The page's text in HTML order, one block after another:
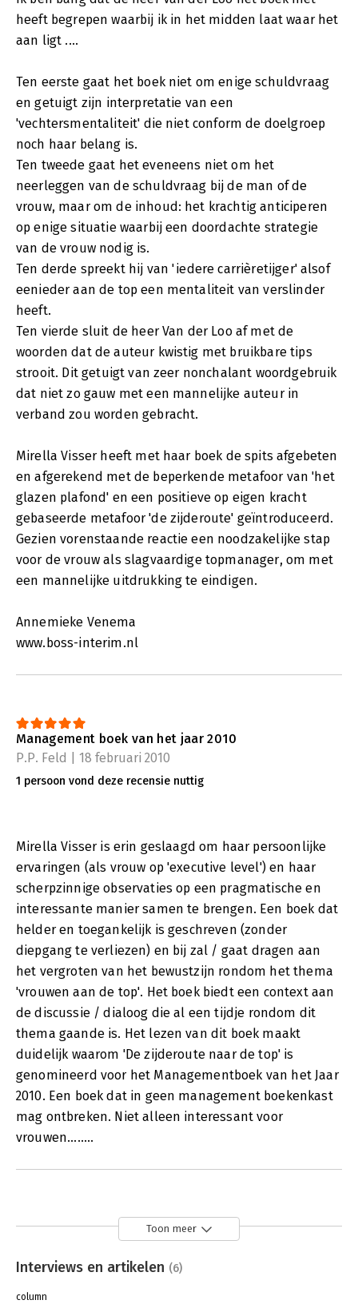
heeft begrepen waarbij ik in het midden laat waar het
aan ligt ....
Ten eerste gaat het boek niet om enige schuldvraag
en getuigt zijn interpretatie van een
'vechtersmentaliteit' die niet conform de doelgroep
noch haar belang is.
Ten tweede gaat het eveneens niet om het
neerleggen van de schuldvraag bij de man of de
vrouw, maar om de inhoud: het krachtig anticiperen
op enige situatie waarbij een doordachte strategie
van de vrouw nodig is.
Ten derde spreekt hij van 'iedere carrièretijger' alsof
eenieder aan de top een mentaliteit van verslinder
heeft.
Ten vierde sluit de heer Van der Loo af met de
woorden dat de auteur kwistig met bruikbare tips
strooit. Dit getuigt van zeer nonchalant woordgebruik
dat niet zo gauw met een mannelijke auteur in
verband zou worden gebracht.
Mirella Visser heeft met haar boek de spits afgebeten
en afgerekend met de beperkende metafoor van 'het
glazen plafond' en een positieve op eigen kracht
gebaseerde metafoor 'de zijderoute' geïntroduceerd.
Gezien vorenstaande reactie een noodzakelijke stap
voor de vrouw als slagvaardige topmanager, om met
een mannelijke uitdrukking te eindigen.
Annemieke Venema
www.boss-interim.nl
Management boek van het jaar 2010
P.P. Feld | 18 februari 2010
1 persoon vond deze recensie nuttig
Mirella Visser is erin geslaagd om haar persoonlijke
ervaringen (als vrouw op 'executive level') en haar
scherpzinnige observaties op een pragmatische en
interessante manier samen te brengen. Een boek dat
helder en toegankelijk is geschreven (zonder
diepgang te verliezen) en bij zal / gaat dragen aan
het vergroten van het bewustzijn rondom het thema
'vrouwen aan de top'. Het boek biedt een context aan
de discussie / dialoog die al een tijdje rondom dit
thema gaande is. Het lezen van dit boek maakt
duidelijk waarom 'De zijderoute naar de top' is
genomineerd voor het Managementboek van het Jaar
2010. Een boek dat in geen management boekenkast
mag ontbreken. Niet alleen interessant voor
vrouwen........
Toon meer
Interviews en artikelen (6)
column